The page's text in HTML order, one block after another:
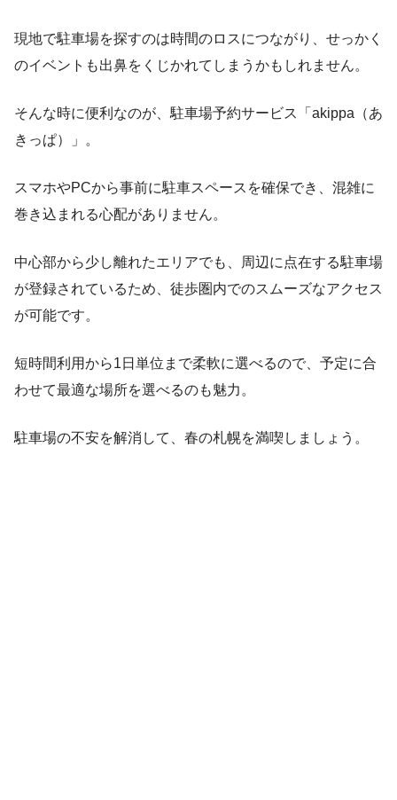
現地で駐車場を探すのは時間のロスにつながり、せっかく
のイベントも出鼻をくじかれてしまうかもしれません。
そんな時に便利なのが、駐車場予約サービス「akippa（あ
きっぱ）」。
スマホやPCから事前に駐車スペースを確保でき、混雑に
巻き込まれる心配がありません。
中心部から少し離れたエリアでも、周辺に点在する駐車場
が登録されているため、徒歩圏内でのスムーズなアクセス
が可能です。
短時間利用から1日単位まで柔軟に選べるので、予定に合
わせて最適な場所を選べるのも魅力。
駐車場の不安を解消して、春の札幌を満喫しましょう。